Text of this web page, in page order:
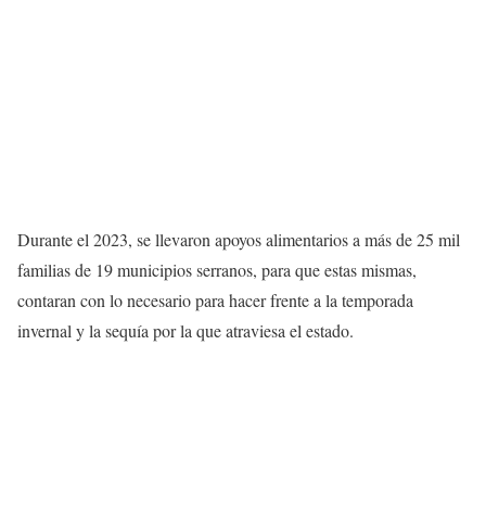
Durante el 2023, se llevaron apoyos alimentarios a más de 25 mil
familias de 19 municipios serranos, para que estas mismas,
contaran con lo necesario para hacer frente a la temporada
invernal y la sequía por la que atraviesa el estado.